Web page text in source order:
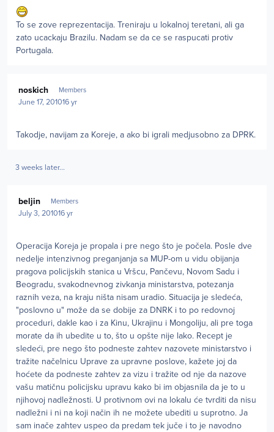
To se zove reprezentacija. Treniraju u lokalnoj teretani, ali ga
zato ucackaju Brazilu. Nadam se da ce se raspucati protiv
Portugala.
noskich Members
June 17, 201016 yr
Takodje, navijam za Koreje, a ako bi igrali medjusobno za DPRK.
3 weeks later...
beljin Members
July 3, 201016 yr
Operacija Koreja je propala i pre nego što je počela. Posle dve
nedelje intenzivnog preganjanja sa MUP-om u vidu obijanja
pragova policijskih stanica u Vršcu, Pančevu, Novom Sadu i
Beogradu, svakodnevnog zivkanja ministarstva, potezanja
raznih veza, na kraju ništa nisam uradio. Situacija je sledeća,
"poslovno u" može da se dobije za DNRK i to po redovnoj
proceduri, dakle kao i za Kinu, Ukrajinu i Mongoliju, ali pre toga
morate da ih ubedite u to, što u opšte nije lako. Recept je
sledeći, pre nego što podneste zahtev nazovete ministarstvo i
tražite načelnicu Uprave za upravne poslove, kažete joj da
hoćete da podneste zahtev za vizu i tražite od nje da nazove
vašu matičnu policijsku upravu kako bi im objasnila da je to u
njihovoj nadležnosti. U protivnom ovi na lokalu će tvrditi da nisu
nadležni i ni na koji način ih ne možete ubediti u suprotno. Ja
sam inače zahtev uspeo da predam tek juče i to je navodno